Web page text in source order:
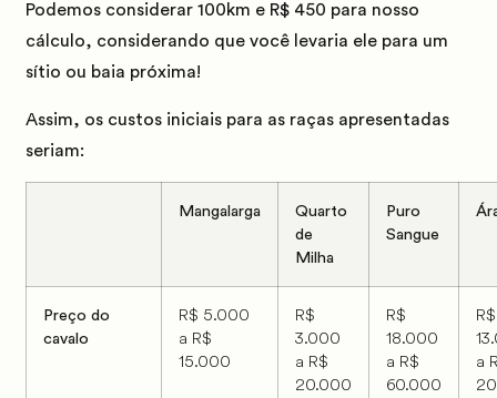
Podemos considerar 100km e R$ 450 para nosso
cálculo, considerando que você levaria ele para um
sítio ou baia próxima!
Assim, os custos iniciais para as raças apresentadas
seriam:
Mangalarga
Quarto
de
Milha
Puro
Sangue
Preço do
cavalo
R$ 5.000
a R$
15.000
R$
3.000
a R$
20.000
R$
18.000
a R$
60.000
R$
a